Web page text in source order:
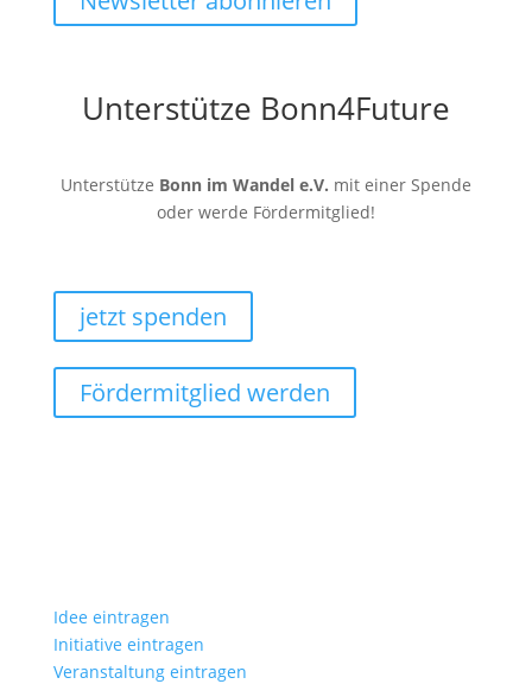
Unterstütze Bonn4Future
Unterstütze Bonn im Wandel e.V. mit einer Spende
oder werde Fördermitglied!
jetzt spenden
Fördermitglied werden
Idee eintragen
Initiative eintragen
Veranstaltung eintragen